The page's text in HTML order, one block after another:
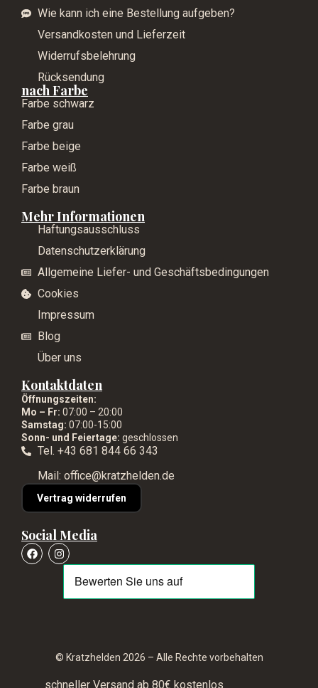
Wie kann ich eine Bestellung aufgeben?
Versandkosten und Lieferzeit
Widerrufsbelehrung
Rücksendung
nach Farbe
Farbe schwarz
Farbe grau
Farbe beige
Farbe weiß
Farbe braun
Mehr Informationen
Haftungsausschluss
Datenschutzerklärung
Allgemeine Liefer- und Geschäftsbedingungen
Cookies
Impressum
Blog
Über uns
Kontaktdaten
Öffnungszeiten:
Mo – Fr: 07:00 – 20:00
Samstag: 07:00-15:00
Sonn- und Feiertage: geschlossen
Tel. +43 681 844 66 343
Mail: office@kratzhelden.de
Vertrag widerrufen
Social Media
© Kratzhelden 2026 – Alle Rechte vorbehalten
schneller Versand ab 80€ kostenlos